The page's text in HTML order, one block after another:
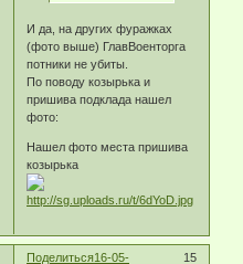
И да, на других фуражках
(фото выше) ГлавВоенторга
потники не убиты.
По поводу козырька и
пришива подклада нашел
фото:
Нашел фото места пришива
козырька
Поделиться 15
16-05-